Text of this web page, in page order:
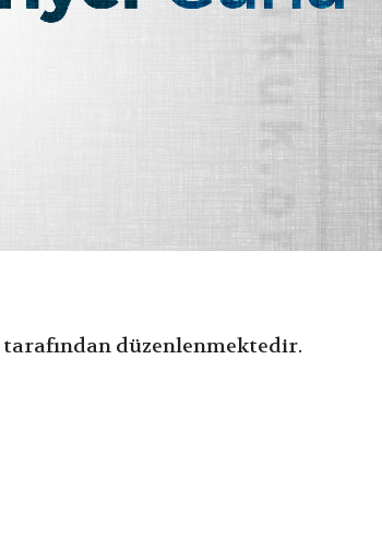
tarafından düzenlenmektedir.